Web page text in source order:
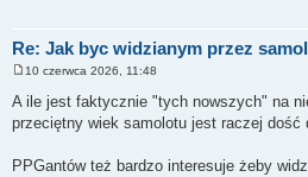
Re: Jak byc widzianym przez
o
s
t
10 czerwca 2026, 11:48
A ile jest faktycznie "tych nowszych" na
przeciętny wiek samolotu jest raczej dość
PPGantów też bardzo interesuje żeby